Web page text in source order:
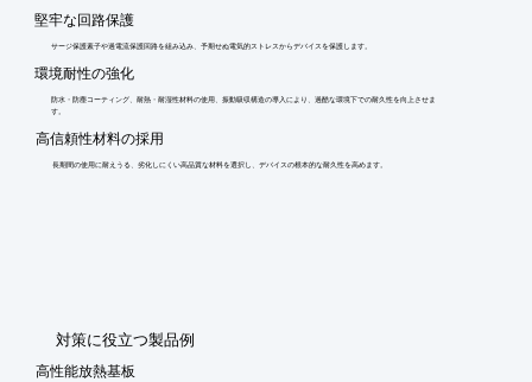
堅牢な回路保護
サージ保護素子や過電流保護回路を組み込み、予期せぬ電気的ストレスからデバイスを保護します。
環境耐性の強化
防水・防塵コーティング、耐熱・耐湿性材料の使用、振動吸収構造の導入により、過酷な環境下での耐久性を向上させま
す。
高信頼性材料の採用
長期間の使用に耐えうる、劣化しにくい高品質な材料を選択し、デバイスの根本的な耐久性を高めます。
​対策に役立つ製品例
高性能放熱基板